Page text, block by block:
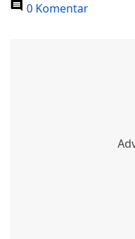
0 Komentar